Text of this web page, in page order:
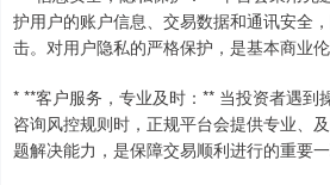
护用户的账户信息、交易数据和通讯安全
击。对用户隐私的严格保护，是基本商业伦
* **客户服务，专业及时：** 当投资者遇到
咨询风控规则时，正规平台会提供专业、
题解决能力，是保障交易顺利进行的重要一